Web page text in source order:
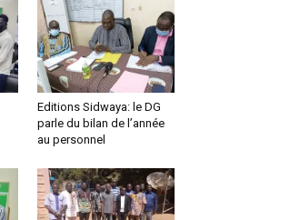
Editions Sidwaya: le DG
parle du bilan de l’année
au personnel